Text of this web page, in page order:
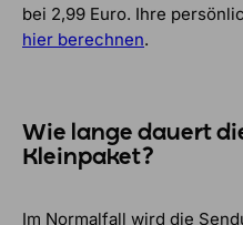
bei 2,99 Euro. Ihre
hier berechnen.
Wie lange dauert
Kleinpaket?
Im Normalfall wird die